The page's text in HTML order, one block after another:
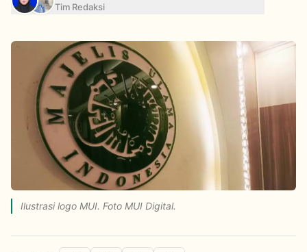
Tim Redaksi
Ilustrasi logo MUI. Foto MUI Digital.